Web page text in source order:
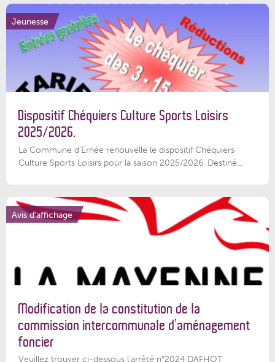
Jeunesse
Dispositif Chéquiers Culture Sports Loisirs
2025/2026.
La Commune d'Ernée renouvelle le dispositif Chéquiers
Culture Sports Loisirs pour la saison 2025/2026. Destiné...
Avis d'affichage
Modification de la constitution de la
commission intercommunale d’aménagement
foncier
Veuillez trouver ci-dessous l'arrêté n°2024 DAFHOT